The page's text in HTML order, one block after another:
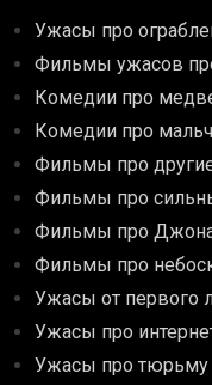
Ужасы про
Фильмы ужасов
Комедии про
Комедии про
Фильмы про
Фильмы про
Фильмы про Джона
Фильмы про
Ужасы от первого
Ужасы про
Ужасы про тюрьму